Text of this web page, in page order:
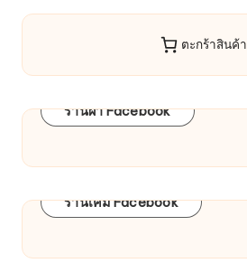
ตะกร้าสินค้า
ร้านผ้า Facebook
ร้านเคมี Facebook